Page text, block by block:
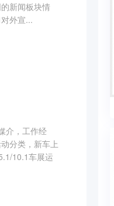
新闻板块情
外宣...
介，工作经
分类，新车上
10.1车展运